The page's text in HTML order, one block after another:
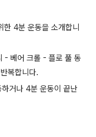
한 4분 운동을 소개합니
- 베어 크롤 - 플로 풀 동
복합니다.
거나 4분 운동이 끝난